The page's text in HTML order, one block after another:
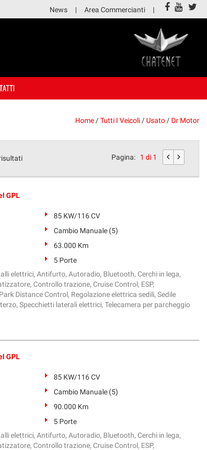
News Area Commercianti
Home /Tutti I Veicoli / Usato / Dr Motor
Pagina: 1 di 1
GPL
85 KW/116 CV
Cambio Manuale (5)
63.000 Km
5 Porte
elettrici, Antifurto, Autoradio, Bluetooth, Cerchi in lega,
Controllo trazione, Cruise Control, ESP,
Distance Control, Regolazione elettrica sedili, Sedile
Specchietti laterali elettrici, Telecamera per parcheggio
GPL
85 KW/116 CV
Cambio Manuale (5)
90.000 Km
5 Porte
elettrici, Antifurto, Autoradio, Bluetooth, Cerchi in lega,
Controllo trazione, Cruise Control, ESP,